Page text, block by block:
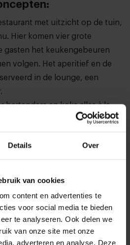
Details Over
van cookies
content en advertenties te
voor social media te bieden
te analyseren. Ook delen we
van onze site met onze
adverteren en analyse. Deze
met uitzicht op de tuin,
Hier komen vier grote
gasten het keukengebeuren
volgen. Het aperitief en de
in de lounge, een
bartenders en koks alles à la
in het zicht van de gasten.
waar tot veertien gasten kunnen
de samenwerkingen met
menukaart in Syrco
een aantal signatuurgerechten